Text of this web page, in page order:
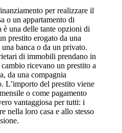
per realizzare il
o un appartamento di
è una delle tante opzioni di
prestito erogato da una
banca o da un privato.
di immobili prendano in
ricevano un prestito a
da una compagnia
L’importo del prestito viene
o come pagamento
vantaggiosa per tutti: i
nella loro casa e allo stesso